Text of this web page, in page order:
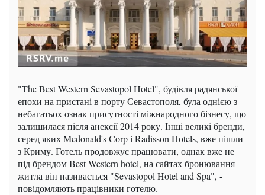
"The Best Western Sevastopol Hotel", будівля радянської
епохи на пристані в порту Севастополя, була однією з
небагатьох ознак присутності міжнародного бізнесу, що
залишилася після анексії 2014 року. Інші великі бренди,
серед яких Mcdonald's Corp і Radisson Hotels, вже пішли
з Криму. Готель продовжує працювати, однак вже не
під брендом Best Western hotel, на сайтах бронювання
житла він називається "Sevastopol Hotel and Spa", -
повідомляють працівники готелю.